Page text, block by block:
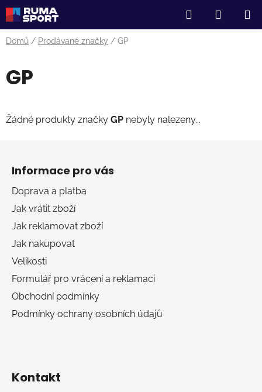
Přejít
na
obsah
Hledat
KOŠÍK
Domů / Prodávané značky / GP
GP
Žádné produkty značky GP nebyly nalezeny...
Informace pro vás
Doprava a platba
Jak vrátit zboží
Jak reklamovat zboží
Jak nakupovat
Velikosti
Formulář pro vrácení a reklamaci
Obchodní podmínky
Podmínky ochrany osobních údajů
Kontakt